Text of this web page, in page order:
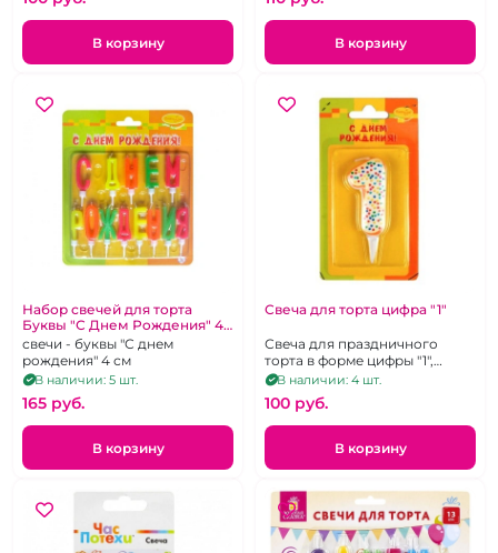
В корзину В корзину
Набор свечей для торта
Буквы "С Днем Рождения" 4
см.
свечи - буквы "С днем
рождения" 4 см
В наличии: 5 шт.
165 pуб.
В корзину
Свеча для торта цифра "1"
Свеча для праздничного
торта в форме цифры "1",
декорированная глазурью с
цветной кондитерской
посыпкой.
В наличии: 4 шт.
100 pуб.
В корзину